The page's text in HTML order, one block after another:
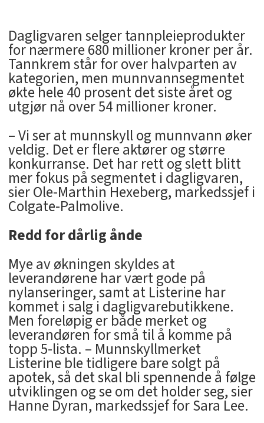
Dagligvaren selger tannpleieprodukter
for nærmere 680 millioner kroner per år.
Tannkrem står for over halvparten av
kategorien, men munnvannsegmentet
økte hele 40 prosent det siste året og
utgjør nå over 54 millioner kroner.
– Vi ser at munnskyll og munnvann øker
veldig. Det er flere aktører og større
konkurranse. Det har rett og slett blitt
mer fokus på segmentet i dagligvaren,
sier Ole-Marthin Hexeberg, markedssjef i
Colgate-Palmolive.
Redd for dårlig ånde
Mye av økningen skyldes at
leverandørene har vært gode på
nylanseringer, samt at Listerine har
kommet i salg i dagligvarebutikkene.
Men foreløpig er både merket og
leverandøren for små til å komme på
topp 5-lista. – Munnskyllmerket
Listerine ble tidligere bare solgt på
apotek, så det skal bli spennende å følge
utviklingen og se om det holder seg, sier
Hanne Dyran, markedssjef for Sara Lee.